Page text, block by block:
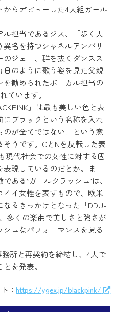
からデビューした4人組ガール
ル担当であるジス、「歩く人
異名を持つシャネルアンバサ
のジェニ、群を抜くダンスス
日のように歌う姿を見た父親
を勧められたボーカル担当の
ています。
」は最も美しい色と表
にブラックという名称を入れ
のが全てではない」という意
うです。CとNを反転した表
現代社会での女性に対する固
現しているのだとか。ま
ある‘ガールクラッシュ’は、
イイ女性を表すもので、欧米
なるきっかけとなった「DDU-
多くの楽曲で美しさと強さが
シュなパフォーマンスを見る
務所と再契約を締結し、4人で
を発表。
：https://ygex.jp/blackpink/